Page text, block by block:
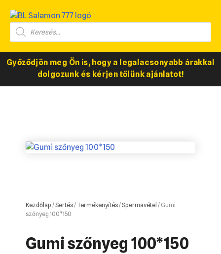
Győződjön meg Ön is, hogy a legalacsonyabb árakkal
dolgozunk és kérjen tőlünk ajánlatot!
Kezdőlap /Sertés/ Termékenyítés/Spermavétel / Gumi
szőnyeg 100*150
Gumi szőnyeg 100*150